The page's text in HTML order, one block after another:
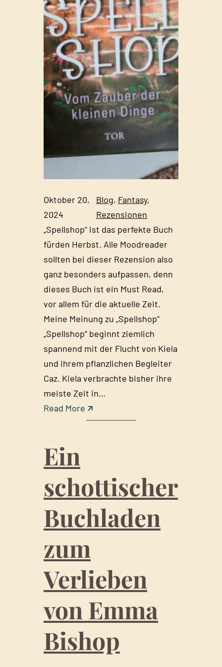
r
a
h
A
d
a
m
s
Oktober 20,
2024
Blog, Fantasy
Rezensionen
„Spellshop“ ist das perfekte Buch
fürden Herbst. Alle Moodreader
sollten bei dieser Rezension also
ganz besonders aufpassen, denn
dieses Buch ist ein Must Read,
vor allem für die aktuelle Zeit.
Meine Meinung zu „Spellshop“
„Spellshop“ beginnt ziemlich
spannend mit der Flucht von Kiela
und ihrem pflanzlichen Begleiter
Caz. Kiela verbrachte bisher ihre
meiste Zeit in…
Read More 🡭:
S
s
h
o
o
n
S
a
a
Ein
schottischer
Buchladen
zum
Verlieben
von Emma
Bishop